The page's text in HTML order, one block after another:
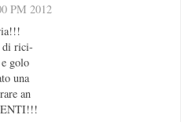
PM 2012
di rici-
golo
una
an